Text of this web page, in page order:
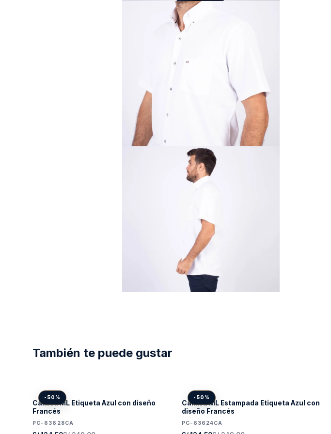
También te puede gustar
-50%
Camisa ML Etiqueta Azul con diseño
Francés
PC-63628CA
-50%
Camisa ML Estampada Etiqueta Azul con
diseño Francés
PC-63624CA